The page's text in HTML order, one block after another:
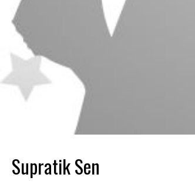
Supratik Sen